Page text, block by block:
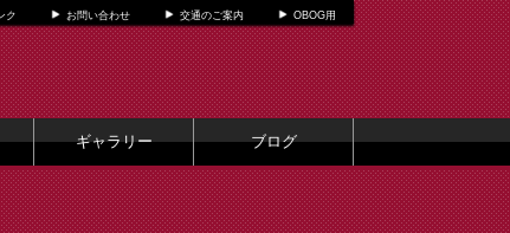
ク お問い合わせ 交通のご案内 OBOG用
ギャラリー ブログ